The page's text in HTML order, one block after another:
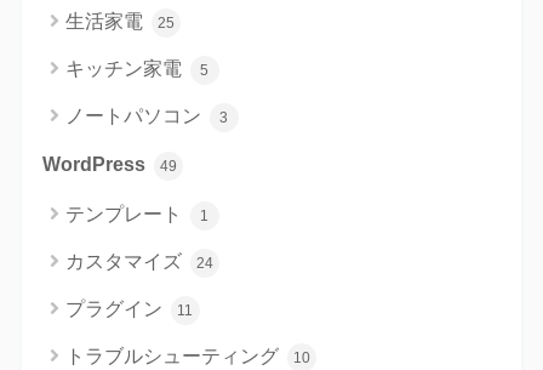
生活家電 25
キッチン家電 5
ノートパソコン 3
WordPress 49
テンプレート 1
カスタマイズ 24
プラグイン 11
トラブルシューティング 10